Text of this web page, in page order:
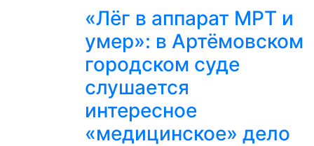
«Лёг в аппарат МРТ и
умер»: в Артёмовском
городском суде
слушается
интересное
«медицинское» дело